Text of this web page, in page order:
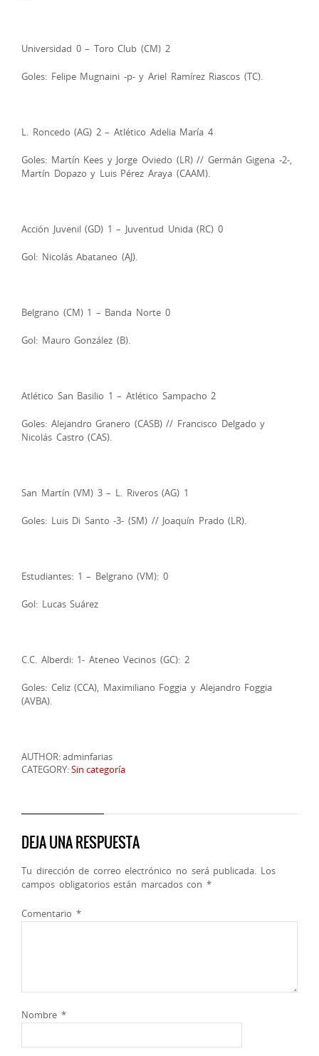
Universidad 0 – Toro Club (CM) 2
Goles: Felipe Mugnaini -p- y Ariel Ramírez Riascos (TC).
L. Roncedo (AG) 2 – Atlético Adelia María 4
Goles: Martín Kees y Jorge Oviedo (LR) // Germán Gigena -2-,
Martín Dopazo y Luis Pérez Araya (CAAM).
Acción Juvenil (GD) 1 – Juventud Unida (RC) 0
Gol: Nicolás Abataneo (AJ).
Belgrano (CM) 1 – Banda Norte 0
Gol: Mauro González (B).
Atlético San Basilio 1 – Atlético Sampacho 2
Goles: Alejandro Granero (CASB) // Francisco Delgado y
Nicolás Castro (CAS).
San Martín (VM) 3 – L. Riveros (AG) 1
Goles: Luis Di Santo -3- (SM) // Joaquín Prado (LR).
Estudiantes: 1 – Belgrano (VM): 0
Gol: Lucas Suárez
C.C. Alberdi: 1- Ateneo Vecinos (GC): 2
Goles: Celiz (CCA), Maximiliano Foggia y Alejandro Foggia
(AVBA).
AUTHOR: adminfarias
CATEGORY:Sin categoría
DEJA UNA RESPUESTA
Tu dirección de correo electrónico no será publicada. Los
campos obligatorios están marcados con *
Comentario *
Nombre *